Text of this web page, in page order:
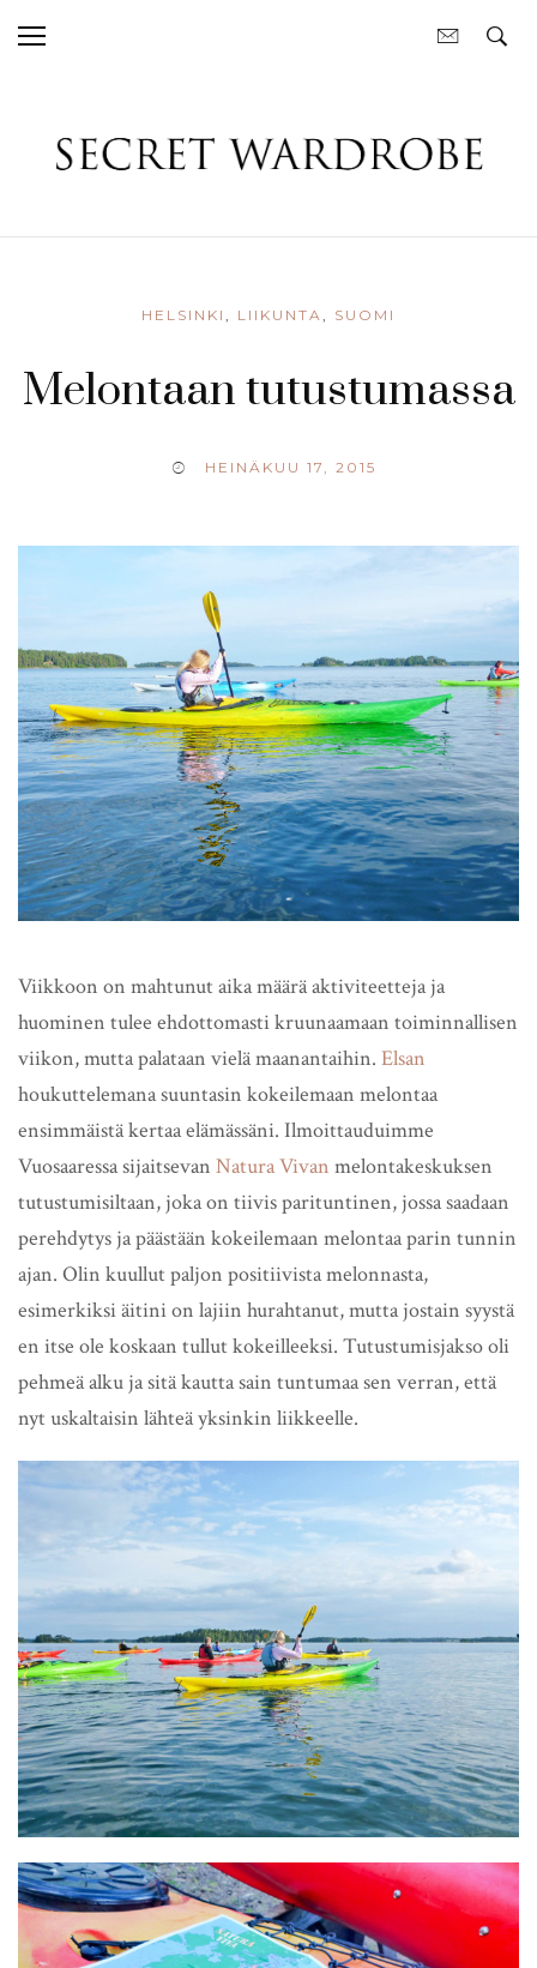
HELSINKI LIIKUNTA SUOMI
Melontaan tutustumassa
HEINÄKUU 17, 2015
Viikkoon on mahtunut aika määrä aktiviteetteja ja
huominen tulee ehdottomasti kruunaamaan toiminnallisen
viikon, mutta palataan vielä maanantaihin. Elsan
houkuttelemana suuntasin kokeilemaan melontaa
ensimmäistä kertaa elämässäni. Ilmoittauduimme
Vuosaaressa sijaitsevan Natura Vivan melontakeskuksen
tutustumisiltaan, joka on tiivis parituntinen, jossa saadaan
perehdytys ja päästään kokeilemaan melontaa parin tunnin
ajan. Olin kuullut paljon positiivista melonnasta,
esimerkiksi äitini on lajiin hurahtanut, mutta jostain syystä
en itse ole koskaan tullut kokeilleeksi. Tutustumisjakso oli
pehmeä alku ja sitä kautta sain tuntumaa sen verran, että
nyt uskaltaisin lähteä yksinkin liikkeelle.